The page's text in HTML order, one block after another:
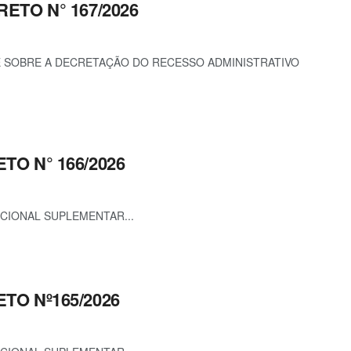
N° 167/2026
A DECRETAÇÃO DO RECESSO ADMINISTRATIVO
N° 166/2026
SUPLEMENTAR...
Nº165/2026